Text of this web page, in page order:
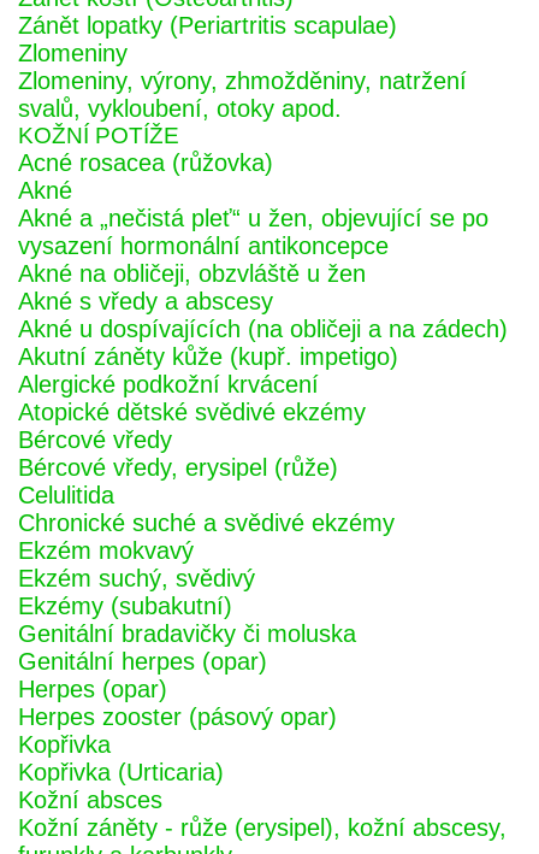
Zánět lopatky (Periartritis scapulae)
Zlomeniny
Zlomeniny, výrony, zhmožděniny, natržení
svalů, vykloubení, otoky apod.
KOŽNÍ POTÍŽE
Acné rosacea (růžovka)
Akné
Akné a „nečistá pleť“ u žen, objevující se po
vysazení hormonální antikoncepce
Akné na obličeji, obzvláště u žen
Akné s vředy a abscesy
Akné u dospívajících (na obličeji a na zádech)
Akutní záněty kůže (kupř. impetigo)
Alergické podkožní krvácení
Atopické dětské svědivé ekzémy
Bércové vředy
Bércové vředy, erysipel (růže)
Celulitida
Chronické suché a svědivé ekzémy
Ekzém mokvavý
Ekzém suchý, svědivý
Ekzémy (subakutní)
Genitální bradavičky či moluska
Genitální herpes (opar)
Herpes (opar)
Herpes zooster (pásový opar)
Kopřivka
Kopřivka (Urticaria)
Kožní absces
Kožní záněty - růže (erysipel), kožní abscesy,